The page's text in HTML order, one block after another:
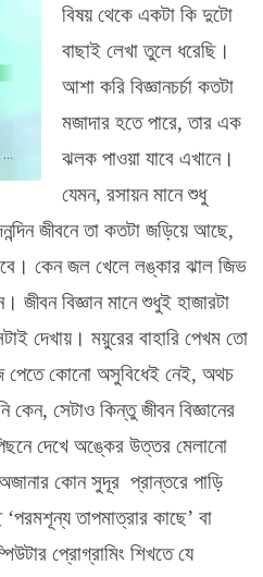
বিষয় থেকে একটা কি দুটো
বাছাই লেখা তুলে ধরেছি।
আশা করি বিজ্ঞানচর্চা কতটা
মজাদার হতে পারে, তার এক
ঝলক পাওয়া যাবে এখানে।
যেমন, রসায়ন মানে শুধু
জীবনে তা কতটা জড়িয়ে আছে,
কেন জল খেলে লঙ্কার ঝাল জিভ
জীবন বিজ্ঞান মানে শুধুই হাজারটা
দেখায়। ময়ুরের বাহারি পেখম তো
পেতে কোনো অসুবিধেই নেই, অথচ
কেন, সেটাও কিন্তু জীবন বিজ্ঞানের
দেখে অঙ্কের উত্তর মেলানো
কোন সুদূর প্রান্তরে পাড়ি
‘পরমশূন্য তাপমাত্রার কাছে’ বা
প্রোগ্রামিং শিখতে যে